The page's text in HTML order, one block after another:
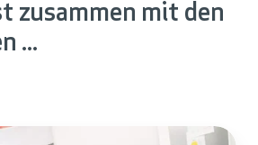
zusammen mit den
...